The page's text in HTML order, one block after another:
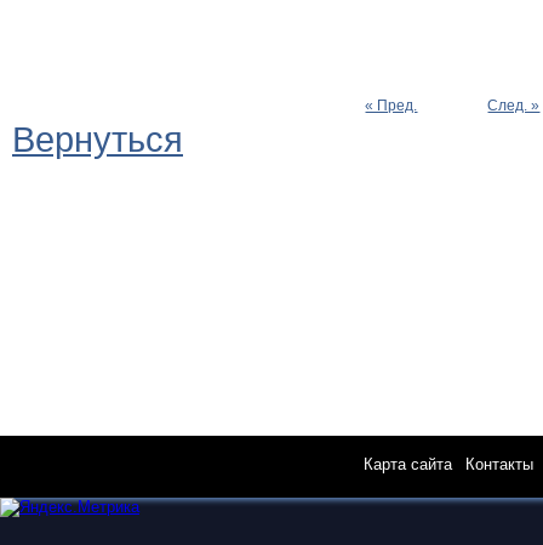
« Пред. След. »
Вернуться
Карта сайта| Контакты